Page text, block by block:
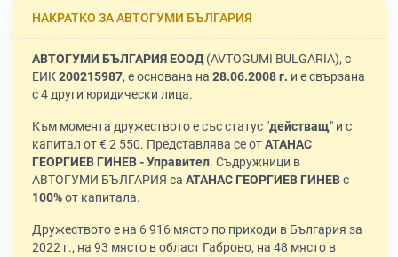
НАКРАТКО ЗА АВТОГУМИ БЪЛГАРИЯ
АВТОГУМИ БЪЛГАРИЯ ЕООД(AVTOGUMI BULGARIA), с
ЕИК200215987, е основана на 28.06.2008 г. и е свързана
с 4 други юридически лица.
Към момента дружеството е със статус "действащ" и с
капитал от € 2 550. Представлява се отАТАНАС
ГЕОРГИЕВ ГИНЕВ - Управител. Съдружници в
АВТОГУМИ БЪЛГАРИЯ са АТАНАС ГЕОРГИЕВ ГИНЕВс
100%от капитала.
Дружеството е на 6 916 място по приходи в България за
2022 г., на 93 място в област Габрово, на 48 място в